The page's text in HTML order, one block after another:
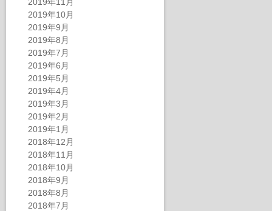
2019年10月
2019年9月
2019年8月
2019年7月
2019年6月
2019年5月
2019年4月
2019年3月
2019年2月
2019年1月
2018年12月
2018年11月
2018年10月
2018年9月
2018年8月
2018年7月